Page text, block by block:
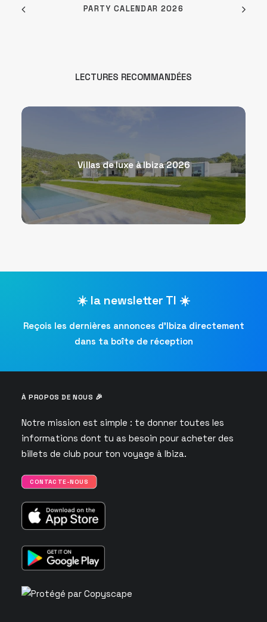
PARTY CALENDAR 2026
LECTURES RECOMMANDÉES
Villas de luxe à Ibiza 2026
☀️ la newsletter TI ☀️
Reçois les dernières annonces d’Ibiza directement
dans ta boîte de réception
À PROPOS DE NOUS 🎉
Notre mission est simple : te donner toutes les
informations dont tu as besoin pour acheter des
billets de club pour ton voyage à Ibiza.
CONTACTE-NOUS